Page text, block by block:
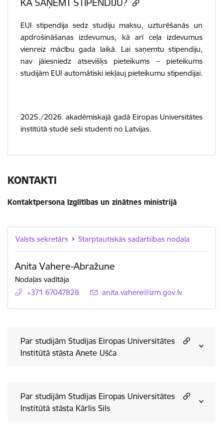
KĀ SAŅEMT STIPENDIJU?
EUI stipendija sedz studiju maksu, uzturēšanās un
apdrošināšanas izdevumus, kā arī ceļa izdevumus
vienreiz mācību gada laikā. Lai saņemtu stipendiju,
nav jāiesniedz atsevišķs pieteikums – pieteikums
studijām EUI automātiski iekļauj pieteikumu stipendijai.
2025./2026. akadēmiskajā gadā Eiropas Universitātes
institūtā studē seši studenti no Latvijas.
KONTAKTI
Kontaktpersona Izglītības un zinātnes ministrijā
Valsts sekretārs Starptautiskās sadarbības nodaļa
Anita Vahere-Abražune
Nodaļas vadītāja
+371 67047828
E-pasts:
anita.vahere@izm.gov.lv
Par studijām Studijas Eiropas Universitātes
Institūtā stāsta Anete Ušča
Par studijām Studijas Eiropas Universitātes
Institūtā stāsta Kārlis Sils